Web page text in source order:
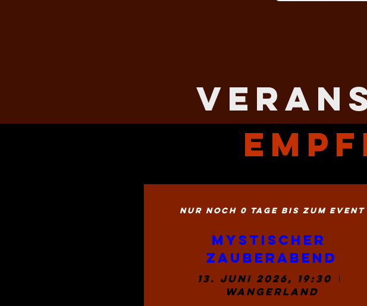
NUR NOCH 0 TAGE BIS ZUM EVENT
Mystischer
Zauberabend
13. Juni 2026, 19:30
Wangerland